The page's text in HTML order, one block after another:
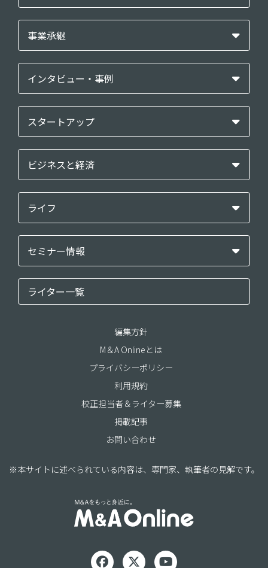
事業承継
インタビュー・事例
スタートアップ
ビジネスと経済
ライフ
セミナー情報
ライター一覧
編集方針
M＆A Onlineとは
プライバシーポリシー
利用規約
校正担当者＆ライター募集
掲載記事
お問い合わせ
※本サイトに述べられている内容は、専門家、執筆者の見解です。